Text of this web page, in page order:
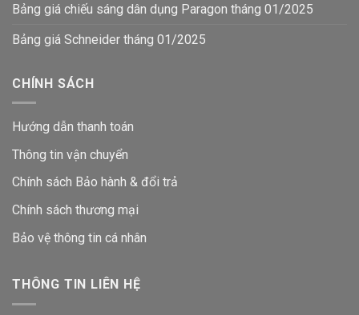
Bảng giá chiếu sáng dân dụng Paragon tháng 01/2025
Bảng giá Schneider tháng 01/2025
CHÍNH SÁCH
Hướng dẫn thanh toán
Thông tin vận chuyển
Chính sách Bảo hành & đổi trả
Chính sách thương mại
Bảo vệ thông tin cá nhân
THÔNG TIN LIÊN HỆ